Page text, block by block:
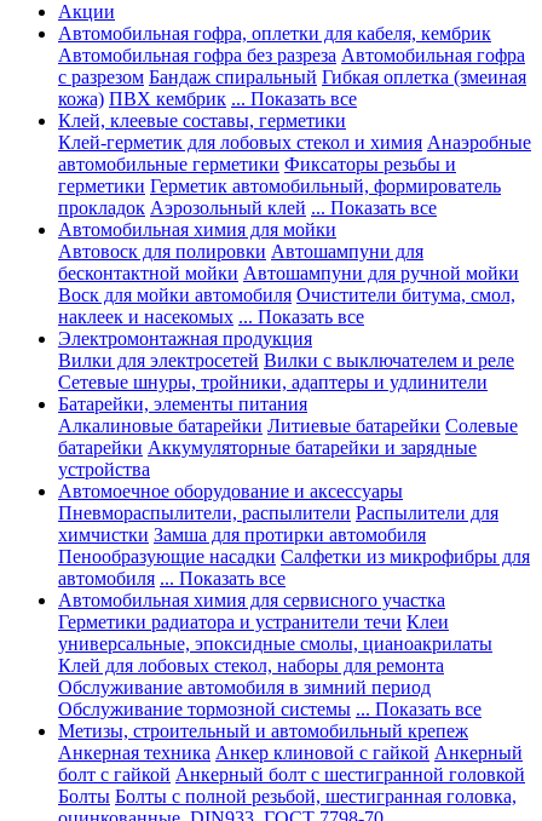
Акции
Автомобильная гофра, оплетки для кабеля, кембрик
Автомобильная гофра без разреза Автомобильная гофра
с разрезом Бандаж спиральный Гибкая оплетка (змеиная
кожа) ПВХ кембрик ... Показать все
Клей, клеевые составы, герметики
Клей-герметик для лобовых стекол и химия Анаэробные
автомобильные герметики Фиксаторы резьбы и
герметики Герметик автомобильный, формирователь
прокладок Аэрозольный клей ... Показать все
Автомобильная химия для мойки
Автовоск для полировки Автошампуни для
бесконтактной мойки Автошампуни для ручной мойки
Воск для мойки автомобиля Очистители битума, смол,
наклеек и насекомых ... Показать все
Электромонтажная продукция
Вилки для электросетей Вилки с выключателем и реле
Сетевые шнуры, тройники, адаптеры и удлинители
Батарейки, элементы питания
Алкалиновые батарейки Литиевые батарейки Солевые
батарейки Аккумуляторные батарейки и зарядные
устройства
Автомоечное оборудование и аксессуары
Пневмораспылители, распылители Распылители для
химчистки Замша для протирки автомобиля
Пенообразующие насадки Салфетки из микрофибры для
автомобиля ... Показать все
Автомобильная химия для сервисного участка
Герметики радиатора и устранители течи Клеи
универсальные, эпоксидные смолы, цианоакрилаты
Клей для лобовых стекол, наборы для ремонта
Обслуживание автомобиля в зимний период
Обслуживание тормозной системы ... Показать все
Метизы, строительный и автомобильный крепеж
Анкерная техника Анкер клиновой с гайкой Анкерный
болт с гайкой Анкерный болт с шестигранной головкой
Болты Болты с полной резьбой, шестигранная головка,